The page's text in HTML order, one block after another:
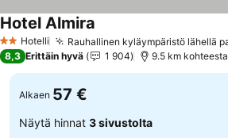
2 Tähtiluokitus
Hotelli Rauhallinen kyläympäristö lähellä
Hotel Almira
8,3 Erittäin hyvä 1 904 9.5 km
Alkaen 57 €
Näytä hinnat 3 sivustolta